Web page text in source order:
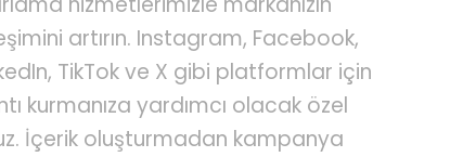
artırın. Instagram, Facebook,
TikTok ve X gibi platformlar için
kurmanıza yardımcı olacak özel
İçerik oluşturmadan kampanya